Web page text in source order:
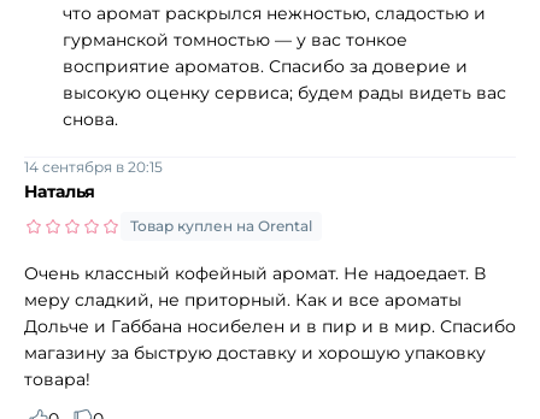
что аромат раскрылся нежностью, сладостью и
гурманской томностью — у вас тонкое
восприятие ароматов. Спасибо за доверие и
высокую оценку сервиса; будем рады видеть вас
снова.
Наталья
14 сентября в 20:15
Товар куплен на Orental
Очень классный кофейный аромат. Не надоедает. В
меру сладкий, не приторный. Как и все ароматы
Дольче и Габбана носибелен и в пир и в мир. Спасибо
магазину за быструю доставку и хорошую упаковку
товара!